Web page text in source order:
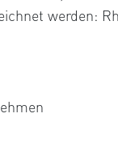
werden: